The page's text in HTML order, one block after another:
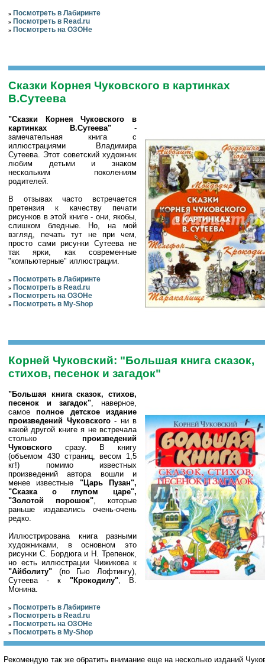
» Посмотреть в Лабиринте
» Посмотреть в Read.ru
» Посмотреть на ОЗОНе
Сказки Корнея Чуковского в картинках
В.Сутеева
"Сказки Корнея Чуковского в
картинках В.Сутеева" -
замечательная книга с
иллюстрациями Владимира
Сутеева. Этот советский художник
любим детьми и знаком
нескольким поколениям
родителей.
В отзывах часто встречается
претензия к качеству печати
рисунков в этой книге - они, якобы,
слишком бледные. Но, на мой
взгляд, печать тут не при чем,
просто сами рисунки Сутеева не
так ярки, как современные
"компьютерные" иллюстрации.
» Посмотреть в Лабиринте
» Посмотреть в Read.ru
» Посмотреть на ОЗОНе
» Посмотреть в My-Shop
Корней Чуковский: "Большая книга сказок,
стихов, песенок и загадок"
"Большая книга сказок, стихов,
песенок и загадок" , наверное,
самоеполное детское издание
произведений Чуковского- ни в
какой другой книге я не встречала
столько произведений
Чуковского сразу. В книгу
(объемом 430 страниц, весом 1,5
кг!) помимо известных
произведений автора вошли и
менее известные "Царь Пузан",
"Сказка о глупом царе",
"Золотой порошок" , которые
раньше издавались очень-очень
редко.
Иллюстрирована книга разными
художниками, в основном это
рисунки С. Бордюга и Н. Трепенок,
но есть иллюстрации Чижикова к
"Айболиту" (по Гью Лофтингу),
Сутеева - к "Крокодилу", В.
Монина.
» Посмотреть в Лабиринте
» Посмотреть в Read.ru
» Посмотреть на ОЗОНе
» Посмотреть в My-Shop
Рекомендую так же обратить внимание еще на несколько изданий